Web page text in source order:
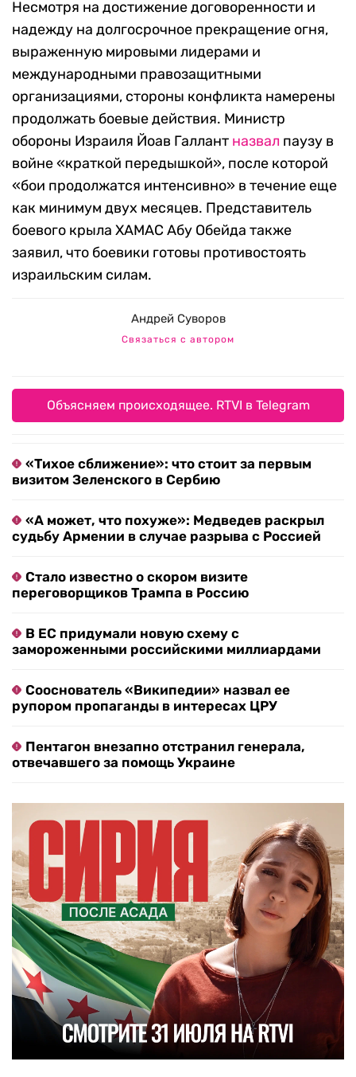
Несмотря на достижение договоренности и
надежду на долгосрочное прекращение огня,
выраженную мировыми лидерами и
международными правозащитными
организациями, стороны конфликта намерены
продолжать боевые действия. Министр
обороны Израиля Йоав Галлант назвал паузу в
войне «краткой передышкой», после которой
«бои продолжатся интенсивно» в течение еще
как минимум двух месяцев. Представитель
боевого крыла ХАМАС Абу Обейда также
заявил, что боевики готовы противостоять
израильским силам.
Андрей Суворов
Связаться с автором
Объясняем происходящее. RTVI в Telegram
«Тихое сближение»: что стоит за первым
визитом Зеленского в Сербию
«А может, что похуже»: Медведев раскрыл
судьбу Армении в случае разрыва с Россией
Стало известно о скором визите
переговорщиков Трампа в Россию
В ЕС придумали новую схему с
замороженными российскими миллиардами
Сооснователь «Википедии» назвал ее
рупором пропаганды в интересах ЦРУ
Пентагон внезапно отстранил генерала,
отвечавшего за помощь Украине